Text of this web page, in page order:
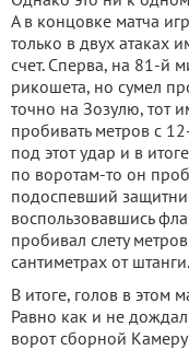
А в концовке матча
только в двух атаках
счет. Сперва, на 81-й
рикошета, но сумел
точно на Зозулю, тот
пробивать метров с
под этот удар и в
по воротам-то он
подоспевший
воспользовавшись
пробивал слету
сантиметрах от штанги.
В итоге, голов в этом
Равно как и не
ворот сборной